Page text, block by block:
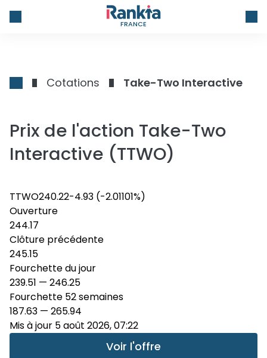
FRANCE
Cotations Take-Two Interactive
Prix de l'action Take-Two
Interactive (TTWO)
TTWO240.22-4.93 (-2.01101%)
Ouverture
244.17
Clôture précédente
245.15
Fourchette du jour
239.51 — 246.25
Fourchette 52 semaines
187.63 — 265.94
Mis à jour 5 août 2026, 07:22
Voir l'offre